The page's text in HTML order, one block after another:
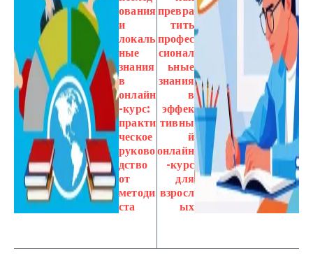
ования
и
локаль
ные
знания
в
онлайн
-курс:
практи
ческое
руково
дство
от
методи
ста
превра
тить
профес
сионал
ьные
знания
в
эффек
тивны
й
онлайн
-курс
для
взросл
ых